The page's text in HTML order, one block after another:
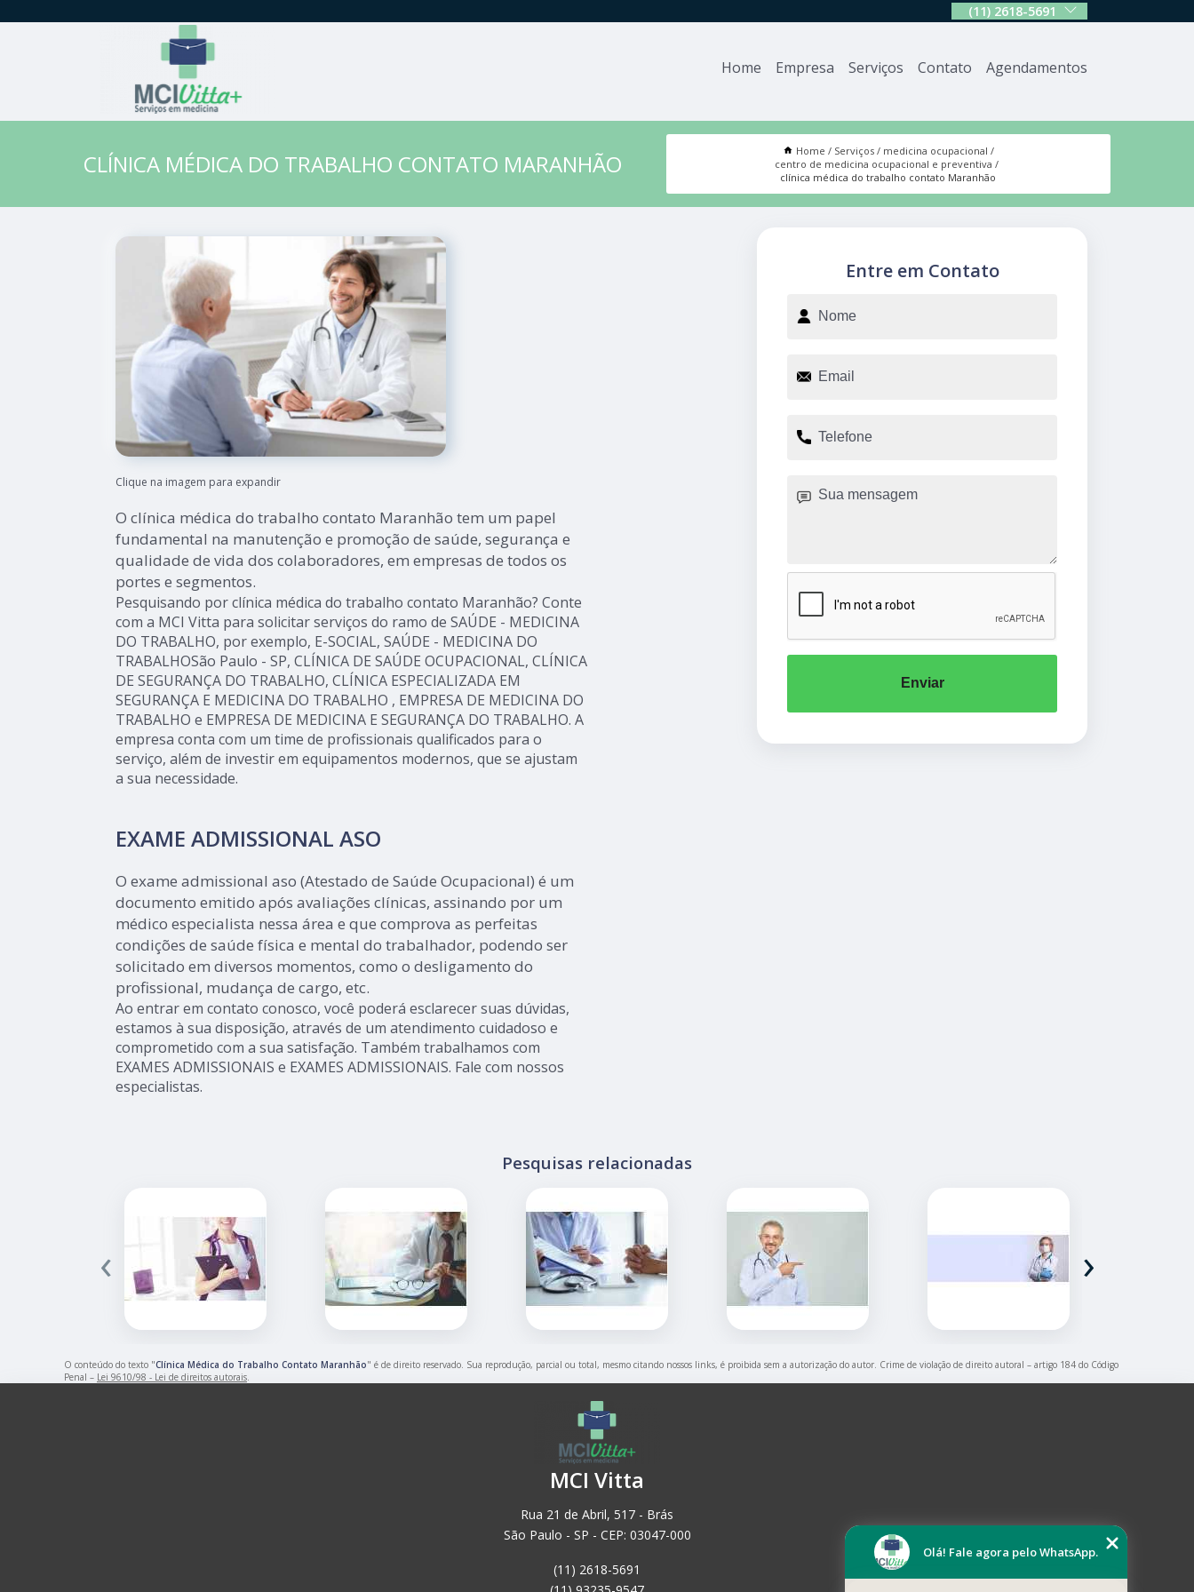
(11) 2618-5691
Home Empresa Serviços Contato Agendamentos
CLÍNICA MÉDICA DO TRABALHO CONTATO MARANHÃO Home Serviços
medicina ocupacional
centro de medicina ocupacional e preventiva
clínica médica do trabalho contato Maranhão
Clique na imagem para expandir
O clínica médica do trabalho contato Maranhão tem um papel
fundamental na manutenção e promoção de saúde, segurança e
qualidade de vida dos colaboradores, em empresas de todos os
portes e segmentos.
Pesquisando por clínica médica do trabalho contato Maranhão? Conte
com a MCI Vitta para solicitar serviços do ramo de SAÚDE - MEDICINA
DO TRABALHO, por exemplo, E-SOCIAL, SAÚDE - MEDICINA DO
TRABALHOSão Paulo - SP, CLÍNICA DE SAÚDE OCUPACIONAL, CLÍNICA
DE SEGURANÇA DO TRABALHO, CLÍNICA ESPECIALIZADA EM
SEGURANÇA E MEDICINA DO TRABALHO , EMPRESA DE MEDICINA DO
TRABALHO e EMPRESA DE MEDICINA E SEGURANÇA DO TRABALHO. A
empresa conta com um time de profissionais qualificados para o
serviço, além de investir em equipamentos modernos, que se ajustam
a sua necessidade.
EXAME ADMISSIONAL ASO
O exame admissional aso (Atestado de Saúde Ocupacional) é um
documento emitido após avaliações clínicas, assinando por um
médico especialista nessa área e que comprova as perfeitas
condições de saúde física e mental do trabalhador, podendo ser
solicitado em diversos momentos, como o desligamento do
profissional, mudança de cargo, etc.
Ao entrar em contato conosco, você poderá esclarecer suas dúvidas,
estamos à sua disposição, através de um atendimento cuidadoso e
comprometido com a sua satisfação. Também trabalhamos com
EXAMES ADMISSIONAIS e EXAMES ADMISSIONAIS. Fale com nossos
especialistas.
Entre em Contato
Enviar
Pesquisas relacionadas
‹ ›
O conteúdo do texto "Clínica Médica do Trabalho Contato Maranhão" é de direito reservado. Sua reprodução, parcial ou total, mesmo citando nossos links, é proibida sem a autorização do autor. Crime de violação de direito autoral – artigo 184 do Código
Penal – Lei 9610/98 - Lei de direitos autorais
MCI Vitta
Rua 21 de Abril, 517 - Brás
São Paulo - SP - CEP: 03047-000
(11) 2618-5691
Olá! Fale agora pelo WhatsApp.